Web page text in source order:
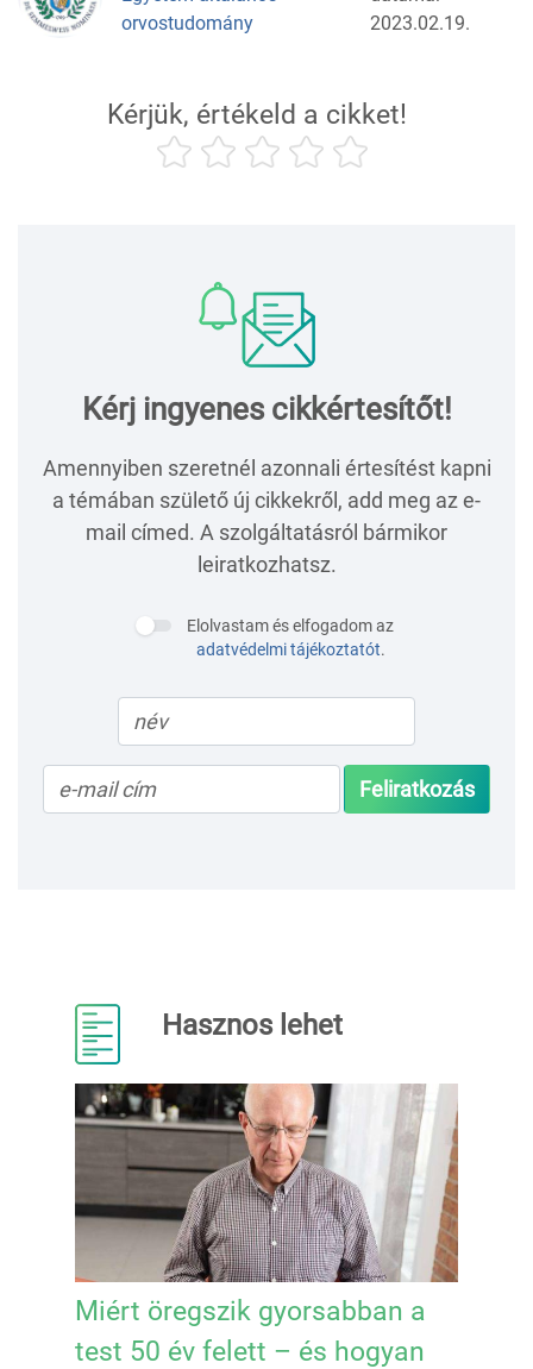
orvostudomány
2023.02.19.
Kérjük, értékeld a cikket!
Kérj ingyenes cikkértesítőt!
Amennyiben szeretnél azonnali értesítést kapni
a témában születő új cikkekről, add meg az e-
mail címed. A szolgáltatásról bármikor
leiratkozhatsz.
Elolvastam és elfogadom az
adatvédelmi tájékoztatót.
Feliratkozás
Hasznos lehet
Miért öregszik gyorsabban a
test 50 év felett – és hogyan